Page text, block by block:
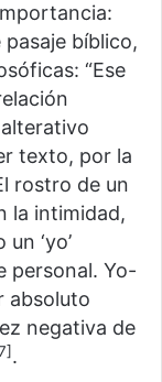
pasaje bíblico,
“Ese
texto, por la
rostro de un
la intimidad,
‘yo’
personal. Yo-
absoluto
negativa de
.